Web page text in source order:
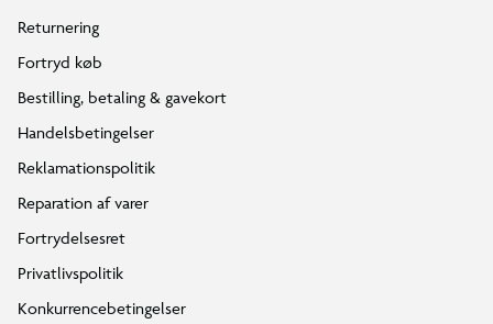
Returnering
Fortryd køb
Bestilling, betaling & gavekort
Handelsbetingelser
Reklamationspolitik
Reparation af varer
Fortrydelsesret
Privatlivspolitik
Konkurrencebetingelser